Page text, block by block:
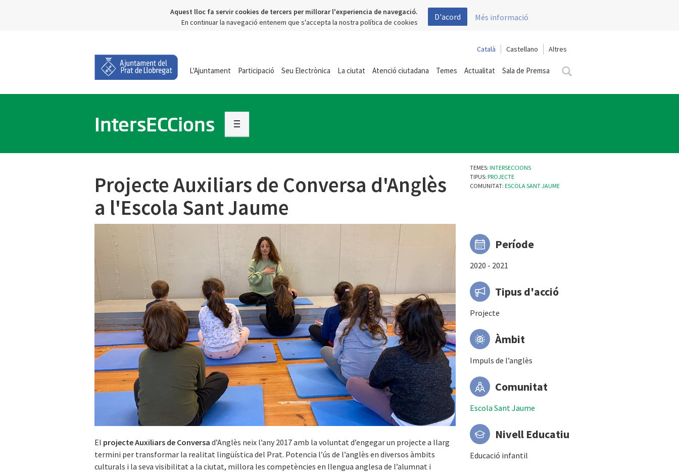
Aquest lloc fa servir cookies de tercers per millorar l'experiencia de navegació.
En continuar la navegació entenem que s'accepta la nostra política de cookies
D'acord Més informació
Català Castellano
L'Ajuntament Participació Seu Electrònica La ciutat Atenció ciutadana Temes Actualitat Sala de Premsa
IntersECCions
Projecte Auxiliars de Conversa d'Anglès
a l'Escola Sant Jaume
TEMES: INTERSECCIONS
TIPUS: PROJECTE
COMUNITAT: ESCOLA SANT JAUME
Període
2020 - 2021
Tipus d'acció
Projecte
Àmbit
Impuls de l’anglès
Comunitat
Escola Sant Jaume
Nivell Educatiu
Educació infantil
El projecte Auxiliars de Conversa d’Anglès neix l’any 2017 amb la voluntat d’engegar un projecte a llarg
termini per transformar la realitat lingüística del Prat. Potencia l’ús de l’anglès en diversos àmbits
culturals i la seva visibilitat a la ciutat, millora les competències en llengua anglesa de l’alumnat i